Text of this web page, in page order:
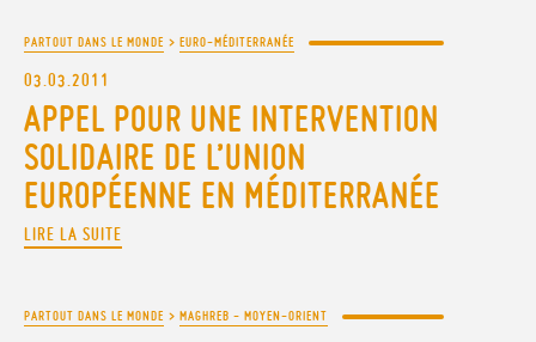
PARTOUT DANS LE MONDE > EURO-MÉDITERRANÉE
03.03.2011
APPEL POUR UNE INTERVENTION
SOLIDAIRE DE L’UNION
EUROPÉENNE EN MÉDITERRANÉE
LIRE LA SUITE
PARTOUT DANS LE MONDE > MAGHREB - MOYEN-ORIENT